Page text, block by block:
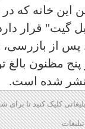
گیت" قرار
از بازرسی،
مظنون بالغ
شده است.
کلیک کنید تا برای